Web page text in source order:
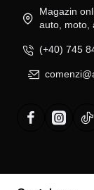
Magazin
auto, moto,
(+40) 745